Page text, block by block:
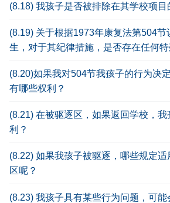
(8.18) 我孩子是否被排除在其学校项目
(8.19) 关于根据1973年康复法第504节
生，对于其纪律措施，是否存在任何特
(8.20)如果我对504节我孩子的行为决
有哪些权利？
(8.21) 在被驱逐区，如果返回学校，
利？
(8.22) 如果我孩子被驱逐，哪些规定
区呢？
(8.23) 我孩子具有某些行为问题，可